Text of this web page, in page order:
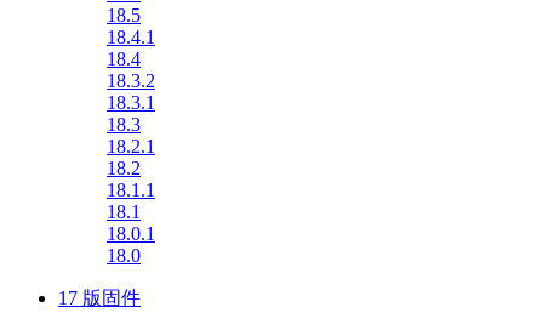
18.5
18.4.1
18.4
18.3.2
18.3.1
18.3
18.2.1
18.2
18.1.1
18.1
18.0.1
18.0
17 版固件